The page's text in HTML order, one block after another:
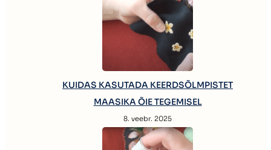
KUIDAS KASUTADA KEERDSÕLMPISTET
MAASIKA ÕIE TEGEMISEL
8. veebr. 2025